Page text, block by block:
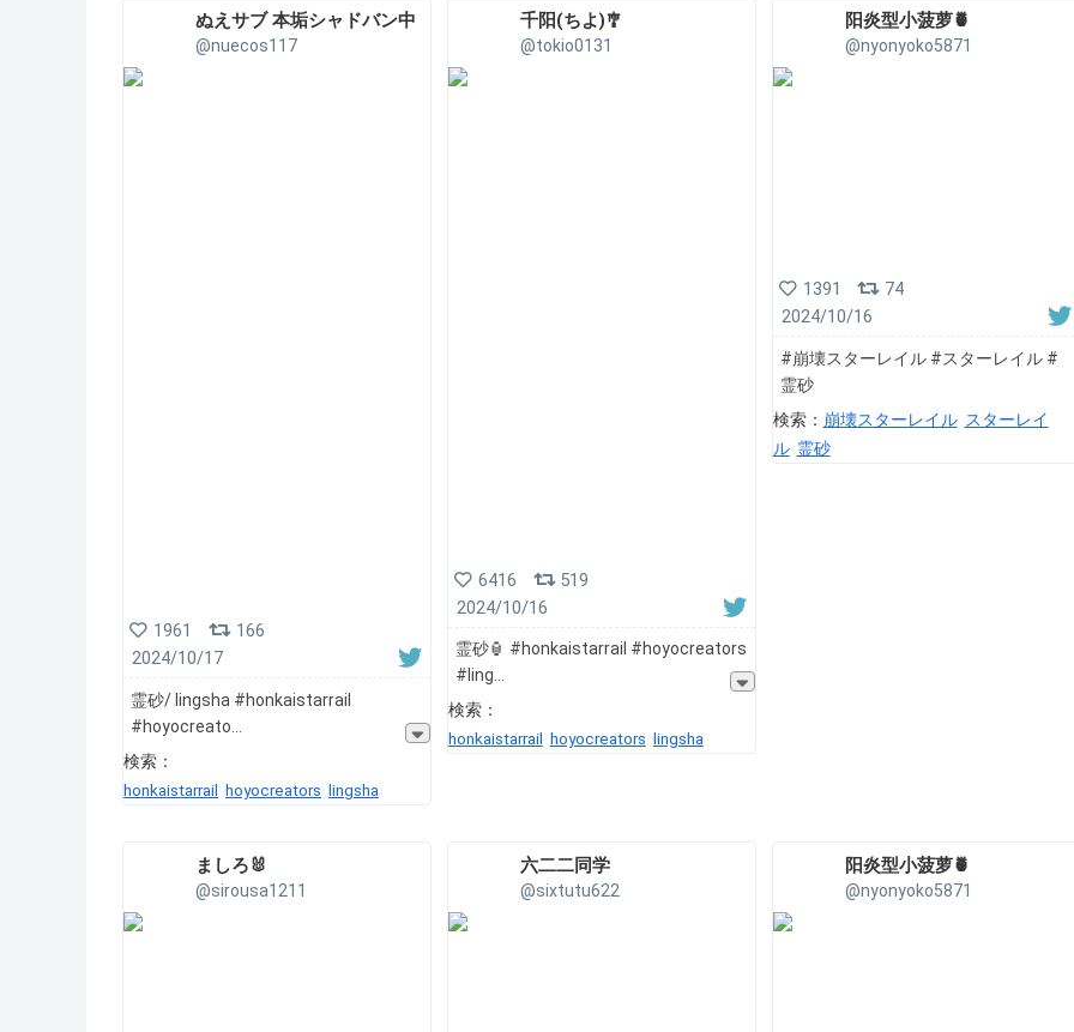
ぬえサブ 本垢シャドバン中
@nuecos117
1961
166
2024/10/17
霊砂/ lingsha #honkaistarrail
#hoyocreato
検索：
honkaistarrail hoyocreators lingsha
千阳(ちよ)🎐
@tokio0131
6416
519
2024/10/16
霊砂🏮 #honkaistarrail #hoyocreators
#ling
検索：
honkaistarrail hoyocreators lingsha
阳炎型小菠萝🍍
@nyonyoko5871
1391
74
2024/10/16
#崩壊スターレイル #スターレイル #
霊砂
検索： 崩壊スターレイル スターレイ
ル 霊砂
ましろ🐰
@sirousa1211
六二二同学
@sixtutu622
阳炎型小菠萝🍍
@nyonyoko5871